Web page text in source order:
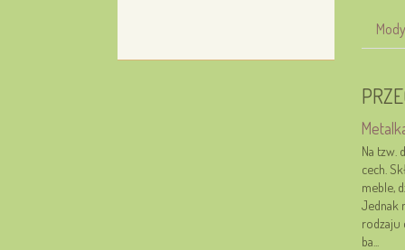
Na tzw.
cech.
meble,
Jednak
rodzaju
ba...